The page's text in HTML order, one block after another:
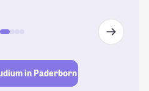
in Paderborn